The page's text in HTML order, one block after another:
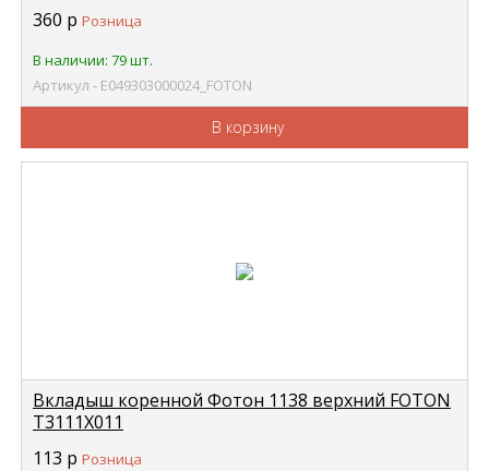
360 р Розница
В наличии: 79 шт.
Артикул - E049303000024_FOTON
В корзину
Вкладыш коренной Фотон 1138 верхний FOTON
Т3111Х011
113 р Розница